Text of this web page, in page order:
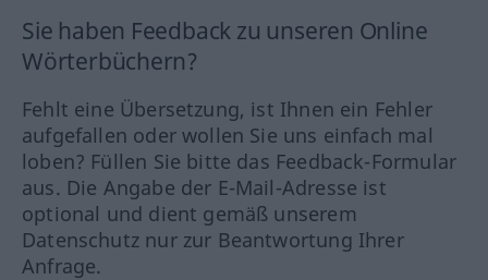
Sie haben Feedback zu unseren Online
Wörterbüchern?
Fehlt eine Übersetzung, ist Ihnen ein Fehler
aufgefallen oder wollen Sie uns einfach mal
loben? Füllen Sie bitte das Feedback-Formular
aus. Die Angabe der E-Mail-Adresse ist
optional und dient gemäß unserem
Datenschutz nur zur Beantwortung Ihrer
Anfrage.